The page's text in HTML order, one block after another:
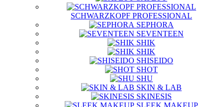
SCHWARZKOPF PROFESSIONAL
SEPHORA
SEVENTEEN
SHIK
SHIK
SHISEIDO
SHOT
SHU
SKIN & LAB
SKINESIS
SLEEK MAKEUP